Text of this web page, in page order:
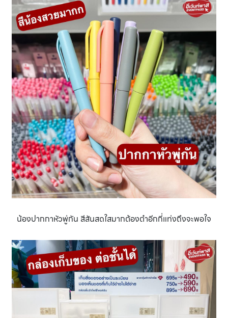
น้องปากกาหัวพู่กัน สีสันสดใสมากต้องตำอีกกี่แท่งถึงจะพอใจ